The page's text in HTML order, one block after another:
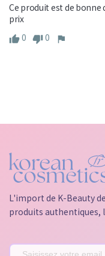
Ce produit est de
prix
0
0
L'import de K-Beauty
produits authentiques,